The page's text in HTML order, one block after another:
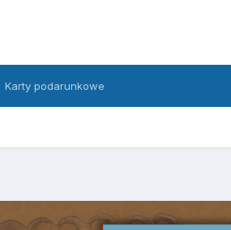
Karty podarunkowe